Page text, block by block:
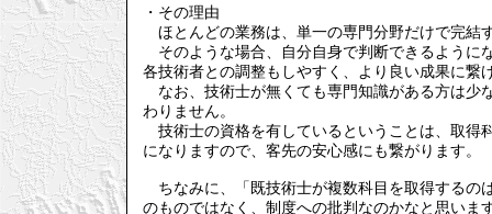
・その理由
ほとんどの業務は、単一の専門分野だけで完結
そのような場合、自分自身で判断できるように
各技術者との調整もしやすく、より良い成果に繋
なお、技術士が無くても専門知識がある方は少
わりません。
技術士の資格を有しているということは、取得
になりますので、客先の安心感にも繋がります。
ちなみに、「既技術士が複数科目を取得するの
のものではなく、制度への批判なのかなと思いま